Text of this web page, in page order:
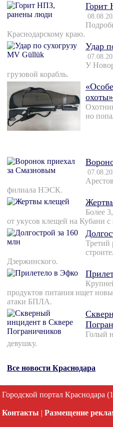
Горит
Краснодарскому краю.
Удар
У
грузовой корабль.
но
филиала НЭСК.
Более
от укусов клещей на Кубани с
Третий
Дзержинского.
продуктов питания ищет
атаки БПЛА.
Голый
девушку.
Все новости Краснодара
Городской портал Краснодара
Контакты | Размещение